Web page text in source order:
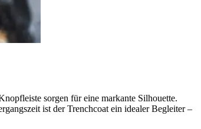
sorgen für eine markante Silhouette.
ist der Trenchcoat ein idealer Begleiter –